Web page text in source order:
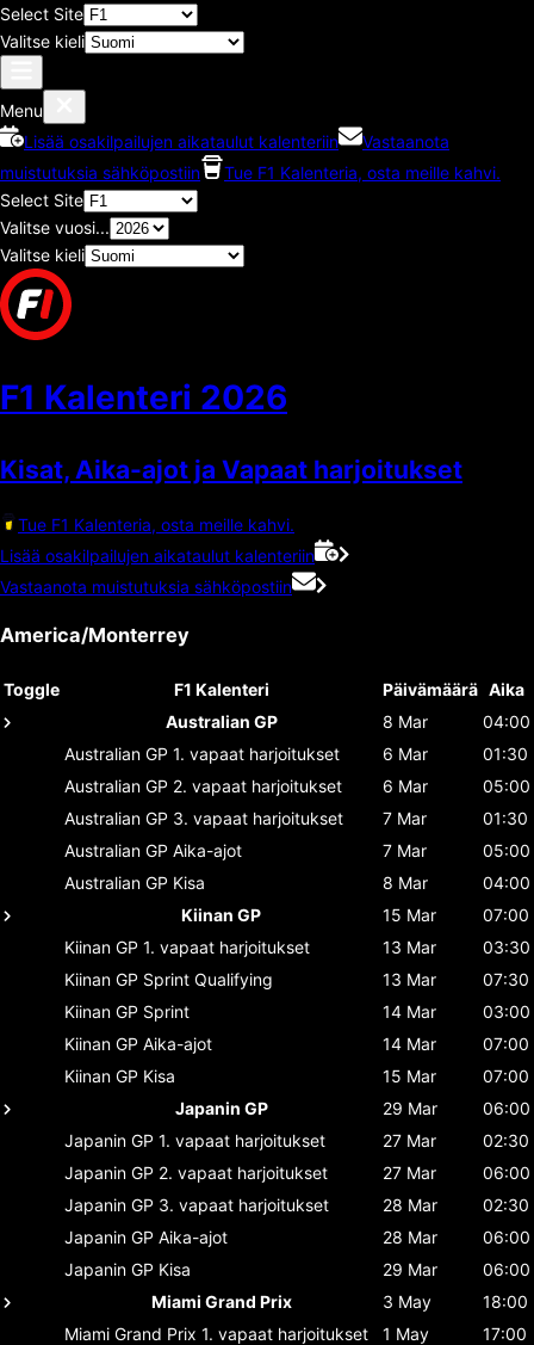
Select Site
Valitse kieli
Menu
Lisää osakilpailujen aikataulut kalenteriin
Vastaanota
muistutuksia sähköpostiin
Tue F1 Kalenteria, osta meille kahvi.
Select Site
Valitse vuosi...
Valitse kieli
F1 Kalenteri 2026
Kisat, Aika-ajot ja Vapaat harjoitukset
Tue F1 Kalenteria, osta meille kahvi.
Lisää osakilpailujen aikataulut kalenteriin
Vastaanota muistutuksia sähköpostiin
America/Monterrey
Toggle F1 Kalenteri Päivämäärä Aika
Australian GP
8 Mar
04:00
Australian GP 1. vapaat harjoitukset 6 Mar
01:30
Australian GP 2. vapaat harjoitukset 6 Mar
05:00
Australian GP 3. vapaat harjoitukset 7 Mar
01:30
Australian GP Aika-ajot 7 Mar
05:00
Australian GP Kisa 8 Mar
04:00
Kiinan GP
15 Mar
07:00
Kiinan GP 1. vapaat harjoitukset 13 Mar
03:30
Kiinan GP Sprint Qualifying 13 Mar
07:30
Kiinan GP Sprint 14 Mar
03:00
Kiinan GP Aika-ajot 14 Mar
07:00
Kiinan GP Kisa 15 Mar
07:00
Japanin GP
29 Mar
06:00
Japanin GP 1. vapaat harjoitukset 27 Mar
02:30
Japanin GP 2. vapaat harjoitukset 27 Mar
06:00
Japanin GP 3. vapaat harjoitukset 28 Mar
02:30
Japanin GP Aika-ajot 28 Mar
06:00
Japanin GP Kisa 29 Mar
06:00
Miami Grand Prix
3 May
18:00
Miami Grand Prix 1. vapaat harjoitukset 1 May
17:00